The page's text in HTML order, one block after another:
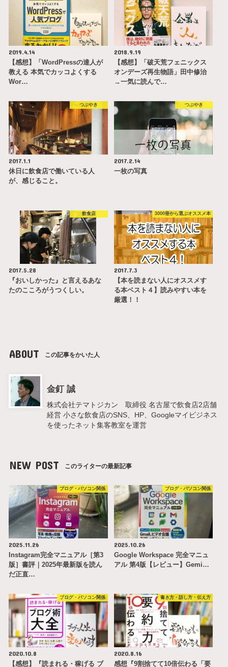
2019.4.14
【感想】「WordPressの達人が
教える 本気でカッコよくする
Wor…
2018.9.19
【感想】「破天荒フェニックス
オンデーズ再生物語」田中修治
→一気に読んで…
つぶやき
2017.1.1
休日に飲食店で働いている人
が、感じること。
つぶやき
2017.2.14
一枚の写真
飲食店
2017.5.28
『おいしかった』と言えるあな
たのこころがうつくしい。
3000冊から選ぶオススメ本
2017.7.3
【本を読まない人にオススメす
る本ベスト４】読みやすい本を
厳選！！
ABOUT この記事をかいた人
金釘 誠
株式会社テマトジカン 取締役 名古屋で飲食店2店舗
経営 小さな飲食店のSNS、HP、Googleマイビジネス
を使ったネット集客教室を運営
NEW POST このライターの最新記事
ブログ・パソコン関係
2025.11.26
Instagram完全マニュアル［第3
版］書評｜2025年最新版を読ん
だ正直…
ブログ・パソコン関係
2025.10.26
Google Workspace 完全マニュ
アル 第4版【レビュー】Gemi…
ブログ・パソコン関係
2020.10.8
【感想】『読まれる・稼げる ブ
書き方・話し方・伝え方
2020.8.16
感想『9割捨てて10倍伝わる「要